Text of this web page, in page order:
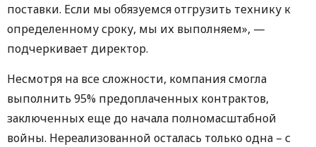
поставки. Если мы обязуемся отгрузить технику к
определенному сроку, мы их выполняем», —
подчеркивает директор.
Несмотря на все сложности, компания смогла
выполнить 95% предоплаченных контрактов,
заключенных еще до начала полномасштабной
войны. Нереализованной осталась только одна – с